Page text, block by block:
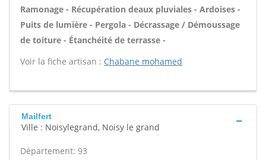
Ramonage - Récupération deaux pluviales - Ardoises -
Puits de lumière - Pergola - Décrassage / Démoussage
de toiture - Étanchéité de terrasse -
Voir la fiche artisan : Chabane mohamed
Mailfert
Ville : Noisylegrand, Noisy le grand
Département: 93